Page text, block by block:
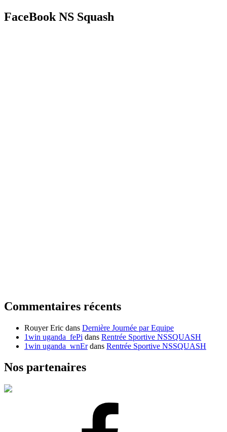
FaceBook NS Squash
Commentaires récents
Rouyer Eric dans Dernière Journée par Equipe
1win uganda_fePi dans Rentrée Sportive NSSQUASH
1win uganda_wnErdans Rentrée Sportive NSSQUASH
Nos partenaires